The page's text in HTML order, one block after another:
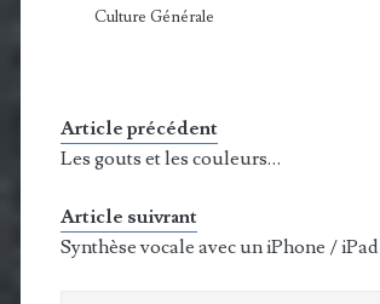
Culture Générale
Article précédent
Les gouts et les couleurs…
Article suivrant
Synthèse vocale avec un iPhone / iPad